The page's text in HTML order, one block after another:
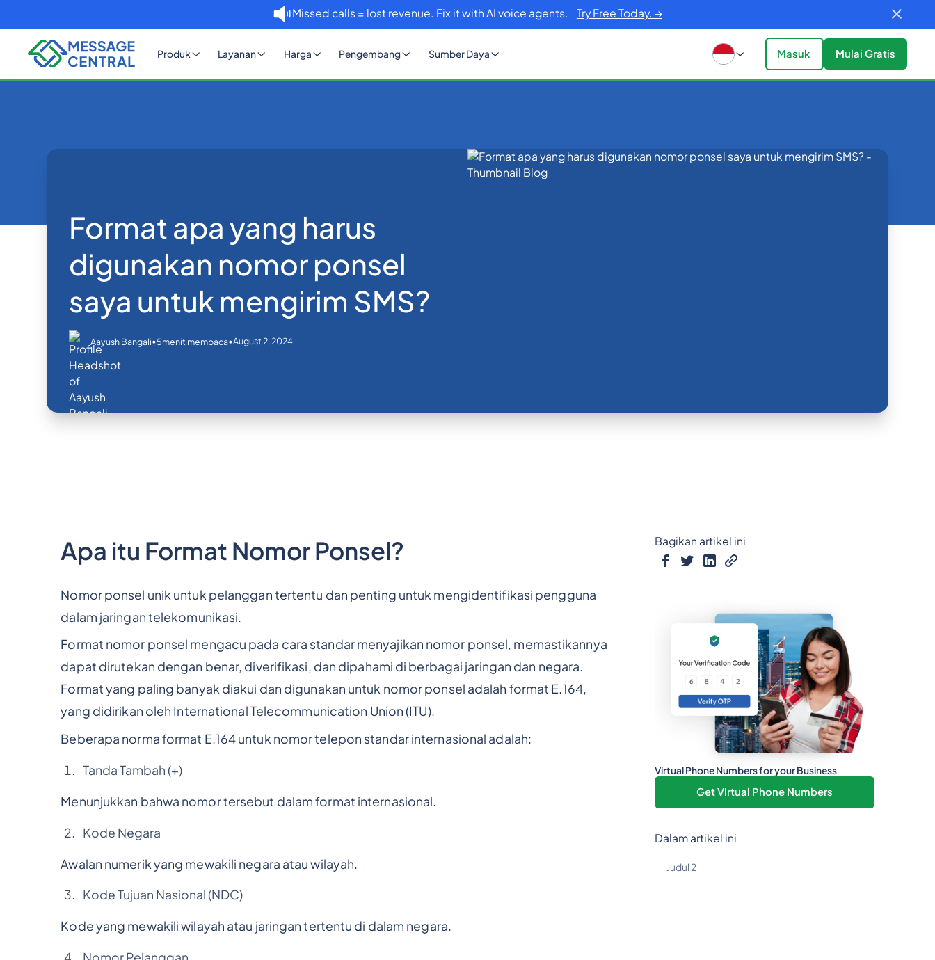
Missed calls = lost revenue. Fix it with AI voice agents. Try Free Today. →
Produk Layanan Harga Pengembang Sumber Daya Masuk Mulai Gratis
Format apa yang harus
digunakan nomor ponsel
saya untuk mengirim SMS?
Aayush Bangali•5menit membaca•August 2, 2024
Apa itu Format Nomor Ponsel?
Nomor ponsel unik untuk pelanggan tertentu dan penting untuk mengidentifikasi pengguna
dalam jaringan telekomunikasi.
Format nomor ponsel mengacu pada cara standar menyajikan nomor ponsel, memastikannya
dapat dirutekan dengan benar, diverifikasi, dan dipahami di berbagai jaringan dan negara.
Format yang paling banyak diakui dan digunakan untuk nomor ponsel adalah format E.164,
yang didirikan oleh International Telecommunication Union (ITU).
Beberapa norma format E.164 untuk nomor telepon standar internasional adalah:
Tanda Tambah (+)
Menunjukkan bahwa nomor tersebut dalam format internasional.
Kode Negara
Awalan numerik yang mewakili negara atau wilayah.
Kode Tujuan Nasional (NDC)
Kode yang mewakili wilayah atau jaringan tertentu di dalam negara.
Bagikan artikel ini
Virtual Phone Numbers for your Business
Get Virtual Phone Numbers
Dalam artikel ini
Judul 2